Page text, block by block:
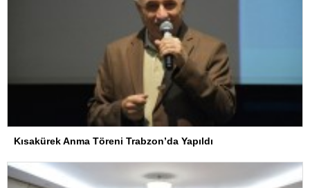
Kısakürek Anma Töreni Trabzon’da Yapıldı